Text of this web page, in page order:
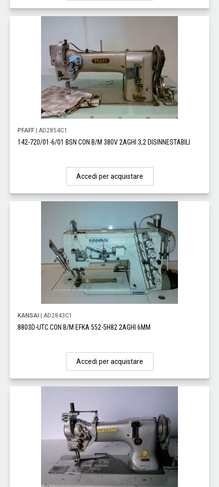
PFAFF | AD2854C1
142-720/01-6/01 BSN CON B/M 380V 2AGHI 3,2 DISINNESTABILI
Accedi per acquistare
KANSAI | AD2843C1
8803D-UTC CON B/M EFKA 552-5H82 2AGHI 6MM
Accedi per acquistare